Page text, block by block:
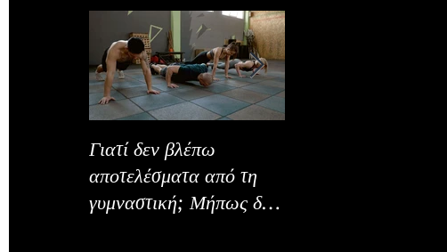
Γιατί δεν βλέπω
αποτελέσματα από τη
γυμναστική; Μήπως δεν